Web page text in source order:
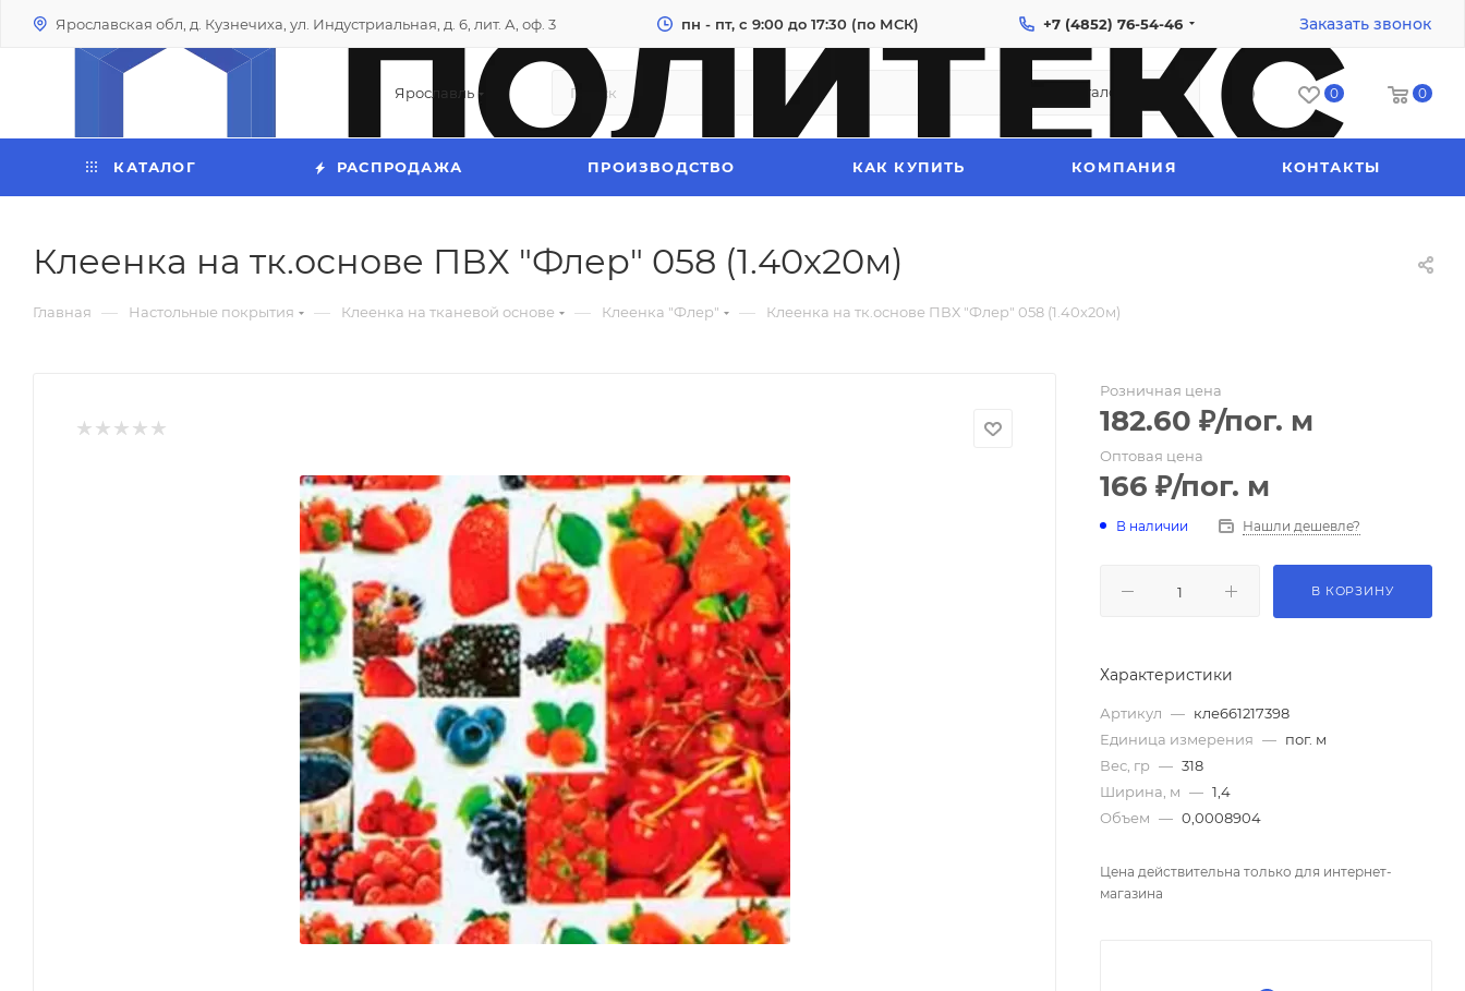
Ярославская обл, д. Кузнечиха, ул. Индустриальная, д. 6, лит. А, оф. 3 пн - пт, с 9:00 до 17:30 (по МСК) +7 (4852) 76-54-46 Заказать звонок
Ярославль Каталог 0 0
КАТАЛОГ РАСПРОДАЖА ПРОИЗВОДСТВО КАК КУПИТЬ КОМПАНИЯ КОНТАКТЫ
Клеенка на тк.основе ПВХ "Флер" 058 (1.40х20м)
Главная — Настольные покрытия — Клеенка на тканевой основе — Клеенка "Флер" — Клеенка на тк.основе ПВХ "Флер" 058 (1.40х20м)
Розничная цена
182.60 ₽/пог. м
Оптовая цена
166 ₽/пог. м
В наличии Нашли дешевле?
В КОРЗИНУ
Характеристики
Артикул — кле661217398
Единица измерения — пог. м
Вес, гр — 318
Ширина, м — 1,4
Объем — 0,0008904
Цена действительна только для интернет-
магазина